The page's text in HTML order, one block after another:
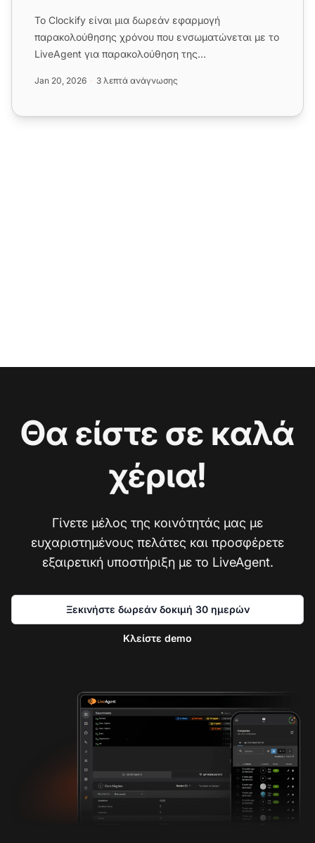
Το Clockify είναι μια δωρεάν εφαρμογή
παρακολούθησης χρόνου που ενσωματώνεται με το
LiveAgent για παρακολούθηση της
Jan 20, 2026 3 λεπτά ανάγνωσης
Θα είστε σε καλά
χέρια!
Γίνετε μέλος της κοινότητάς μας με
ευχαριστημένους πελάτες και προσφέρετε
εξαιρετική υποστήριξη με το LiveAgent.
Ξεκινήστε δωρεάν δοκιμή 30 ημερών
Κλείστε demo